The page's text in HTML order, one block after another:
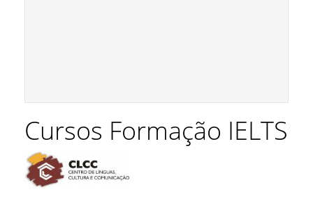
Cursos Formação IELTS